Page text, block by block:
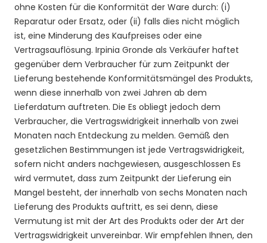
ohne Kosten für die Konformität der Ware durch: (i)
Reparatur oder Ersatz, oder (ii) falls dies nicht möglich
ist, eine Minderung des Kaufpreises oder eine
Vertragsauflösung. Irpinia Gronde als Verkäufer haftet
gegenüber dem Verbraucher für zum Zeitpunkt der
Lieferung bestehende Konformitätsmängel des Produkts,
wenn diese innerhalb von zwei Jahren ab dem
Lieferdatum auftreten. Die Es obliegt jedoch dem
Verbraucher, die Vertragswidrigkeit innerhalb von zwei
Monaten nach Entdeckung zu melden. Gemäß den
gesetzlichen Bestimmungen ist jede Vertragswidrigkeit,
sofern nicht anders nachgewiesen, ausgeschlossen Es
wird vermutet, dass zum Zeitpunkt der Lieferung ein
Mangel besteht, der innerhalb von sechs Monaten nach
Lieferung des Produkts auftritt, es sei denn, diese
Vermutung ist mit der Art des Produkts oder der Art der
Vertragswidrigkeit unvereinbar. Wir empfehlen Ihnen, den